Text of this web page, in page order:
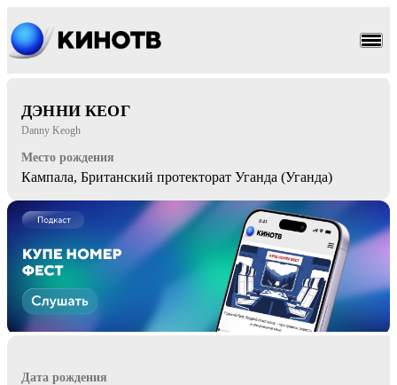
ДЭННИ КЕОГ
Danny Keogh
Место рождения
Кампала, Британский протекторат Уганда (Уганда)
Дата рождения